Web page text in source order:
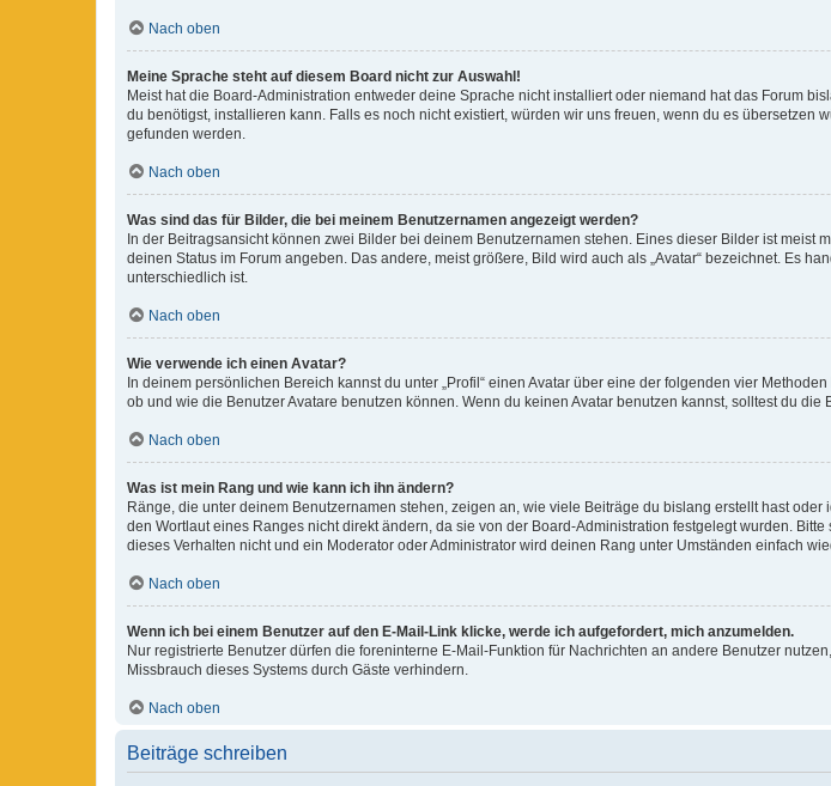
Nach oben
Meine Sprache steht auf diesem Board nicht zur Auswahl!
Meist hat die Board-Administration entweder deine Sprache nicht installiert oder niemand hat das Forum
du benötigst, installieren kann. Falls es noch nicht existiert, würden wir uns freuen, wenn du es übersetzen
gefunden werden.
Nach oben
Was sind das für Bilder, die bei meinem Benutzernamen angezeigt werden?
In der Beitragsansicht können zwei Bilder bei deinem Benutzernamen stehen. Eines dieser Bilder ist
deinen Status im Forum angeben. Das andere, meist größere, Bild wird auch als „Avatar“ bezeichnet. Es
unterschiedlich ist.
Nach oben
Wie verwende ich einen Avatar?
In deinem persönlichen Bereich kannst du unter „Profil“ einen Avatar über eine der folgenden vier
ob und wie die Benutzer Avatare benutzen können. Wenn du keinen Avatar benutzen kannst, solltest du die
Nach oben
Was ist mein Rang und wie kann ich ihn ändern?
Ränge, die unter deinem Benutzernamen stehen, zeigen an, wie viele Beiträge du bislang erstellt hast
den Wortlaut eines Ranges nicht direkt ändern, da sie von der Board-Administration festgelegt wurden.
dieses Verhalten nicht und ein Moderator oder Administrator wird deinen Rang unter Umständen einfach
Nach oben
Wenn ich bei einem Benutzer auf den E-Mail-Link klicke, werde ich aufgefordert, mich anzumelden.
Nur registrierte Benutzer dürfen die foreninterne E-Mail-Funktion für Nachrichten an andere Benutzer
Missbrauch dieses Systems durch Gäste verhindern.
Nach oben
Beiträge schreiben